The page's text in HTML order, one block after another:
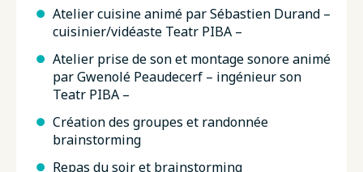
Atelier cuisine animé par Sébastien Durand –
cuisinier/vidéaste Teatr PIBA –
Atelier prise de son et montage sonore animé
par Gwenolé Peaudecerf – ingénieur son
Teatr PIBA –
Création des groupes et randonnée
brainstorming
Repas du soir et brainstorming